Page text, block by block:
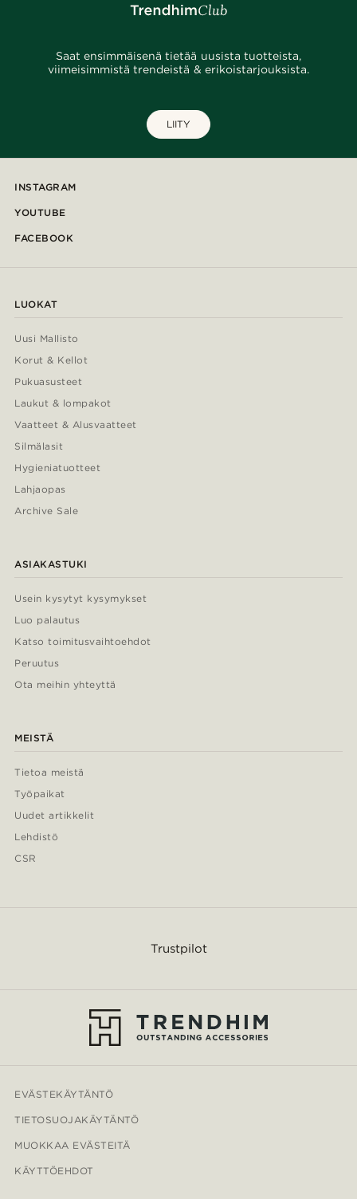
Saat ensimmäisenä tietää uusista tuotteista,
viimeisimmistä trendeistä & erikoistarjouksista.
LIITY
INSTAGRAM
YOUTUBE
FACEBOOK
LUOKAT
Uusi Mallisto
Korut & Kellot
Pukuasusteet
Laukut & lompakot
Vaatteet & Alusvaatteet
Silmälasit
Hygieniatuotteet
Lahjaopas
Archive Sale
ASIAKASTUKI
Usein kysytyt kysymykset
Luo palautus
Katso toimitusvaihtoehdot
Peruutus
Ota meihin yhteyttä
MEISTÄ
Tietoa meistä
Työpaikat
Uudet artikkelit
Lehdistö
CSR
Trustpilot
EVÄSTEKÄYTÄNTÖ
TIETOSUOJAKÄYTÄNTÖ
MUOKKAA EVÄSTEITÄ
KÄYTTÖEHDOT